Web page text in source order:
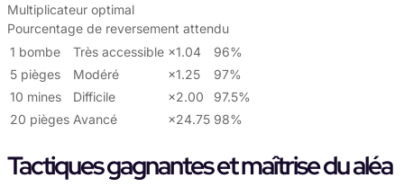
Multiplicateur optimal
Pourcentage de reversement attendu
1 bombe
Très accessible ×1.04
96%
5 pièges
Modéré ×1.25
97%
10 mines
Difficile ×2.00
97.5%
20 pièges Avancé ×24.75 98%
Tactiques gagnantes et maîtrise du aléa